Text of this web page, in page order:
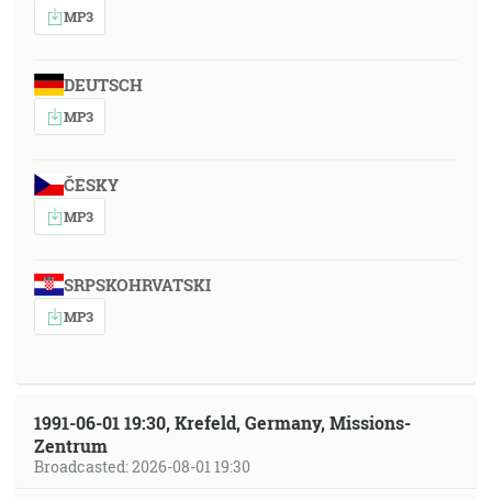
MP3
DEUTSCH
MP3
ČESKY
MP3
SRPSKOHRVATSKI
MP3
1991-06-01 19:30, Krefeld, Germany, Missions-
Zentrum
Broadcasted: 2026-08-01 19:30